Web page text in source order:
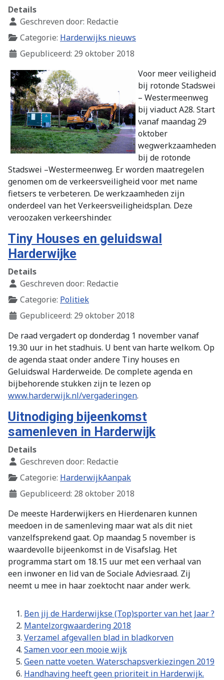
Details
Geschreven door: Redactie
Categorie: Harderwijks nieuws
Gepubliceerd: 29 oktober 2018
Voor meer veiligheid
bij rotonde Stadswei
– Westermeenweg
bij viaduct A28. Start
vanaf maandag 29
oktober
wegwerkzaamheden
bij de rotonde
Stadswei –Westermeenweg. Er worden maatregelen
genomen om de verkeersveiligheid voor met name
fietsers te verbeteren. De werkzaamheden zijn
onderdeel van het Verkeersveiligheidsplan. Deze
veroozaken verkeershinder.
Tiny Houses en geluidswal
Harderwijke
Details
Geschreven door: Redactie
Categorie: Politiek
Gepubliceerd: 29 oktober 2018
De raad vergadert op donderdag 1 november vanaf
19.30 uur in het stadhuis. U bent van harte welkom. Op
de agenda staat onder andere Tiny houses en
Geluidswal Harderweide. De complete agenda en
bijbehorende stukken zijn te lezen op
www.harderwijk.nl/vergaderingen.
Uitnodiging bijeenkomst
samenleven in Harderwijk
Details
Geschreven door: Redactie
Categorie: HarderwijkAanpak
Gepubliceerd: 28 oktober 2018
De meeste Harderwijkers en Hierdenaren kunnen
meedoen in de samenleving maar wat als dit niet
vanzelfsprekend gaat. Op maandag 5 november is
waardevolle bijeenkomst in de Visafslag. Het
programma start om 18.15 uur met een verhaal van
een inwoner en lid van de Sociale Adviesraad. Zij
neemt u mee in haar zoektocht naar ander werk.
Ben jij de Harderwijkse (Top)sporter van het Jaar ?
Mantelzorgwaardering 2018
Verzamel afgevallen blad in bladkorven
Samen voor een mooie wijk
Geen natte voeten. Waterschapsverkiezingen 2019
Handhaving heeft geen prioriteit in Harderwijk.